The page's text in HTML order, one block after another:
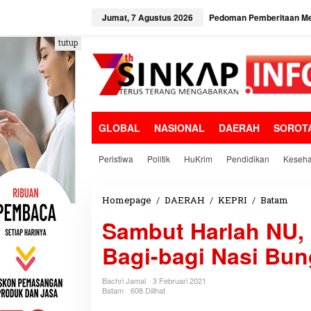
e
k
o
n
t
e
n
Jumat, 7 Agustus 2026 Pedoman Pemberitaan
GLOBAL NASIONAL DAERAH
Peristiwa Politik HuKrim Pendidikan
tutup
Homepage / DAERAH / KEPRI / Batam
m
b
u
t
Sambut Harlah
Bagi-bagi Nasi
Bachri Jamal
3 Februari 2021
Batam
608 Dilihat